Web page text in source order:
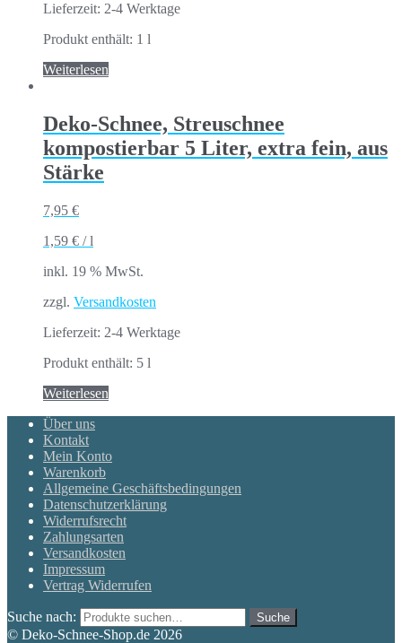
Lieferzeit: 2-4 Werktage
Produkt enthält: 1 l
Weiterlesen
Deko-Schnee, Streuschnee
kompostierbar 5 Liter, extra fein, aus
Stärke
7,95 €
1,59 € /l
inkl. 19 % MwSt.
zzgl. Versandkosten
Lieferzeit: 2-4 Werktage
Produkt enthält: 5 l
Weiterlesen
Über uns
Kontakt
Mein Konto
Warenkorb
Allgemeine Geschäftsbedingungen
Datenschutzerklärung
Widerrufsrecht
Zahlungsarten
Versandkosten
Impressum
Vertrag Widerrufen
Suche nach: Suche
© Deko-Schnee-Shop.de 2026